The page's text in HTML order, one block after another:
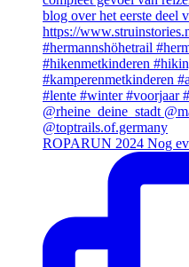
ROPARUN 2024 Nog